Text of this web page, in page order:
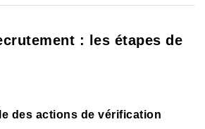
: les étapes de
des actions de vérification